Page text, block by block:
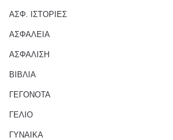
ΑΣΦ. ΙΣΤΟΡΙΕΣ
ΑΣΦΑΛΕΙΑ
ΑΣΦΑΛΙΣΗ
ΒΙΒΛΙΑ
ΓΕΓΟΝΟΤΑ
ΓΕΛΙΟ
ΓΥΝΑΙΚΑ